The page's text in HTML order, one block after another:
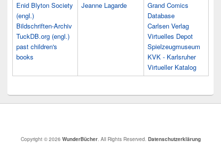
Enid Blyton Society
(engl.)
Bildschriften-Archiv
TuckDB.org (engl.)
past children's
books
Jeanne Lagarde
Grand Comics
Database
Carlsen Verlag
Virtuelles Depot
Spielzeugmuseum
KVK - Karlsruher
Virtueller Katalog
Copyright © 2026 WunderBücher. All Rights Reserved. Datenschutzerklärung